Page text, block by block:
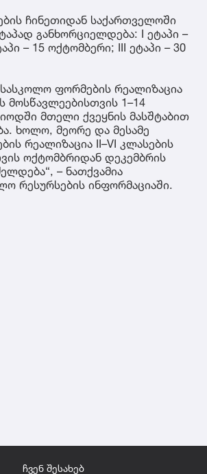
ჩინეთიდან საქართველოში
განხორციელდება: I ეტაპი –
– 15 ოქტომბერი; III ეტაპი – 30
ფორმების რეალიზაცია
მოსწავლეებისთვის 1–14
მთელი ქვეყნის მასშტაბით
ხოლო, მეორე და მესამე
რეალიზაცია II–VI კლასების
ოქტომბრიდან დეკემბრის
– ნათქვამია
რესურსების ინფორმაციაში.
ჩვენ შესახებ